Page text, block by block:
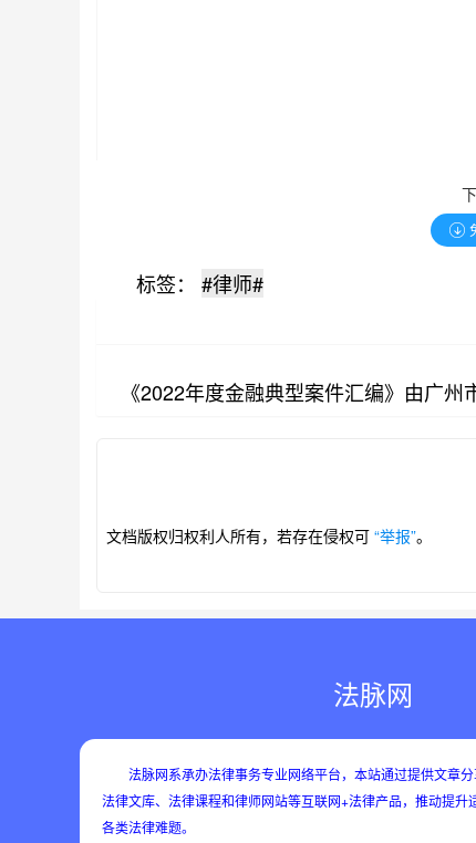
标签： #律师#
《2022年度金融典型案件汇编》由广州
文档版权归权利人所有，若存在侵权可 “举报”。
法脉网
法脉网系承办法律事务专业网络平台，本站通过提供文章分
法律文库、法律课程和律师网站等互联网+法律产品，推动提升
各类法律难题。